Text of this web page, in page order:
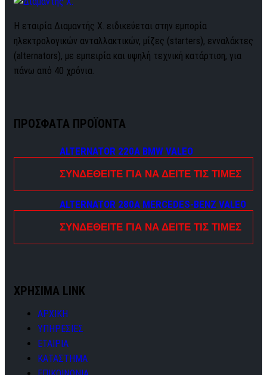
Η εταιρία Διαμαντής Χ. ειδικεύεται στην εμπορία
ηλεκτρολογικών ανταλλακτικών, μίζες (starters), ενναλάκτες
(alternators), με εμπειρία και υψηλή τεχνική κατάρτιση, για
πάνω από 40 χρόνια.
ΠΡΟΣΦΑΤΑ ΠΡΟΪΟΝΤΑ
ALTERNATOR 220A BMW VALEO
ΣΥΝΔΕΘΕΊΤΕ ΓΙΑ ΝΑ ΔΕΊΤΕ ΤΙΣ ΤΙΜΈΣ
ALTERNATOR 280A MERCEDES-BENZ VALEO
ΣΥΝΔΕΘΕΊΤΕ ΓΙΑ ΝΑ ΔΕΊΤΕ ΤΙΣ ΤΙΜΈΣ
ΧΡΗΣΙΜΑ LINK
ΑΡΧΙΚΗ
ΥΠΗΡΕΣΙΕΣ
ΕΤΑΙΡΙΑ
ΚΑΤΑΣΤΗΜΑ